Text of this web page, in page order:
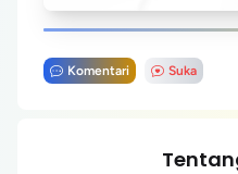
Komentari Suka